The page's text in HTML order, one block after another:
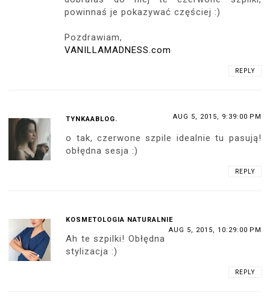
powinnaś je pokazywać częściej :)
Pozdrawiam,
VANILLAMADNESS.com
REPLY
TYNKAABLOG. AUG 5, 2015, 9:39:00 PM
o tak, czerwone szpile idealnie tu pasują!
obłędna sesja :)
REPLY
KOSMETOLOGIA NATURALNIE
AUG 5, 2015, 10:29:00 PM
Ah te szpilki! Obłędna
stylizacja :)
REPLY